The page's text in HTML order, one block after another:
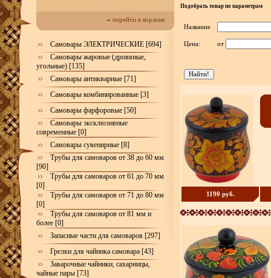
» перейти к корзине
Самовары ЭЛЕКТРИЧЕСКИЕ [694]
Самовары жаровые (дровяные,
угольные) [135]
Самовары антикварные [71]
Самовары комбинированные [3]
Самовары фарфоровые [50]
Самовары эксклюзивные
современные [0]
Самовары сувенирные [8]
Трубы для самоваров от 38 до 60 мм
[90]
Трубы для самоваров от 61 до 70 мм
[0]
Трубы для самоваров от 71 до 80 мм
[0]
Трубы для самоваров от 81 мм и
более [0]
Запасные части для самоваров [297]
Грелки для чайника самовара [43]
Заварочные чайники, сахарницы,
чайные пары [73]
Подобрать товар по параметрам
Название
Цена: от
1190 руб.